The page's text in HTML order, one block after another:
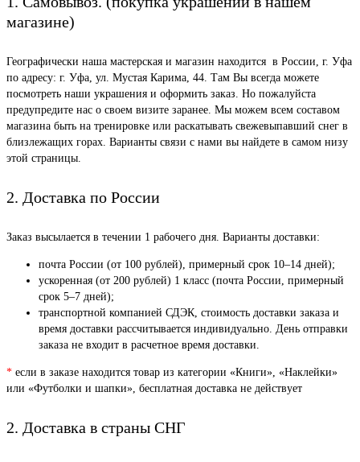
магазине)
Географически наша мастерская и магазин находится в России, г. Уфа
по адресу: г. Уфа, ул. Мустая Карима, 44. Там Вы всегда можете
посмотреть наши украшения и оформить заказ. Но пожалуйста
предупредите нас о своем визите заранее. Мы можем всем составом
магазина быть на тренировке или раскатывать свежевыпавший снег в
близлежащих горах. Варианты связи с нами вы найдете в самом низу
этой страницы.
2. Доставка по России
Заказ высылается в течении 1 рабочего дня. Варианты доставки:
почта России (от 100 рублей), примерный срок 10–14 дней);
ускоренная (от 200 рублей) 1 класс (почта России, примерный
срок 5–7 дней);
транспортной компанией СДЭК, стоимость доставки заказа и
время доставки рассчитывается индивидуально. День отправки
заказа не входит в расчетное время доставки.
* если в заказе находится товар из категории «Книги», «Наклейки»
или «Футболки и шапки», бесплатная доставка не действует
2. Доставка в страны СНГ